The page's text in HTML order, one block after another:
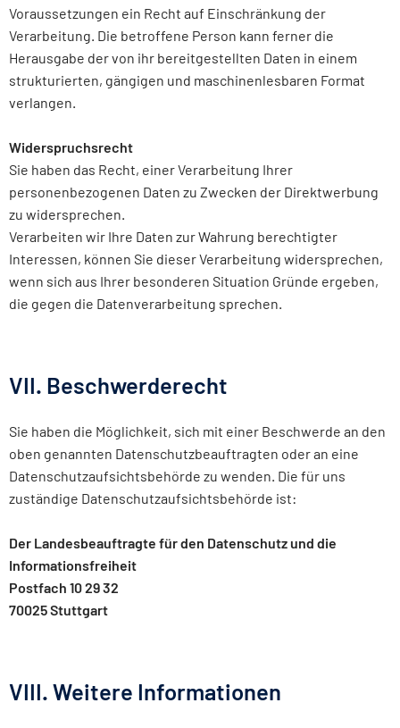
Voraussetzungen ein Recht auf Einschränkung der
Verarbeitung. Die betroffene Person kann ferner die
Herausgabe der von ihr bereitgestellten Daten in einem
strukturierten, gängigen und maschinenlesbaren Format
verlangen.
Widerspruchsrecht
Sie haben das Recht, einer Verarbeitung Ihrer
personenbezogenen Daten zu Zwecken der Direktwerbung
zu widersprechen.
Verarbeiten wir Ihre Daten zur Wahrung berechtigter
Interessen, können Sie dieser Verarbeitung widersprechen,
wenn sich aus Ihrer besonderen Situation Gründe ergeben,
die gegen die Datenverarbeitung sprechen.
VII. Beschwerderecht
Sie haben die Möglichkeit, sich mit einer Beschwerde an den
oben genannten Datenschutzbeauftragten oder an eine
Datenschutzaufsichtsbehörde zu wenden. Die für uns
zuständige Datenschutzaufsichtsbehörde ist:
Der Landesbeauftragte für den Datenschutz und die
Informationsfreiheit
Postfach 10 29 32
70025 Stuttgart
VIII. Weitere Informationen